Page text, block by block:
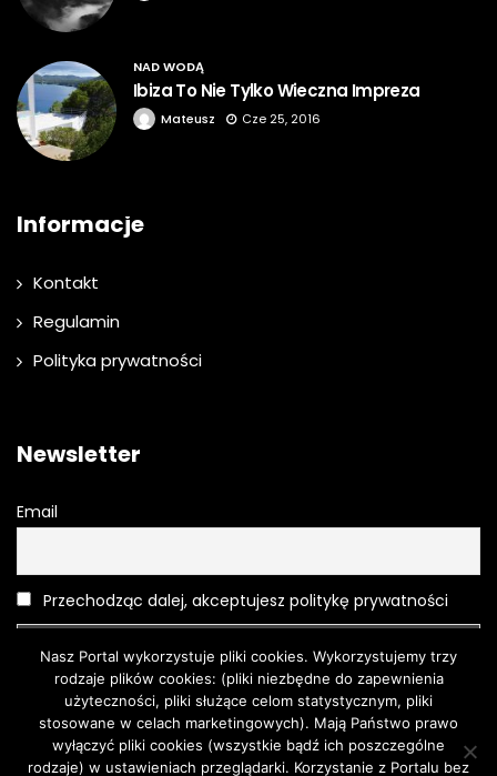
NAD WODĄ
Ibiza To Nie Tylko Wieczna Impreza
Mateusz Cze 25, 2016
Informacje
Kontakt
Regulamin
Polityka prywatności
Newsletter
Email
Przechodząc dalej, akceptujesz politykę prywatności
Nasz Portal wykorzystuje pliki cookies. Wykorzystujemy trzy
rodzaje plików cookies: (pliki niezbędne do zapewnienia
użyteczności, pliki służące celom statystycznym, pliki
stosowane w celach marketingowych). Mają Państwo prawo
wyłączyć pliki cookies (wszystkie bądź ich poszczególne
rodzaje) w ustawieniach przeglądarki. Korzystanie z Portalu bez